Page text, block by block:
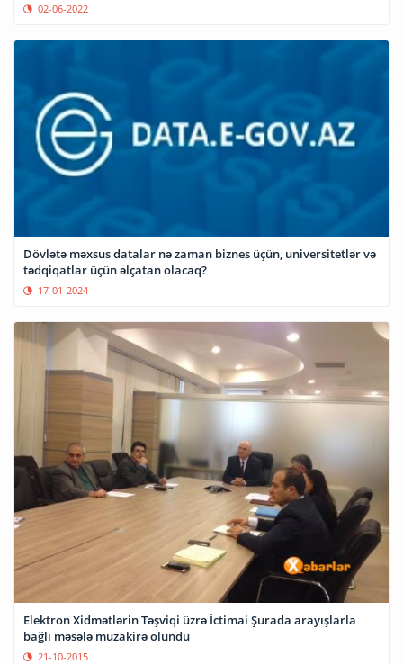
02-06-2022
Dövlətə məxsus datalar nə zaman biznes üçün, universitetlər və
tədqiqatlar üçün əlçatan olacaq?
17-01-2024
Elektron Xidmətlərin Təşviqi üzrə İctimai Şurada arayışlarla
bağlı məsələ müzakirə olundu
21-10-2015